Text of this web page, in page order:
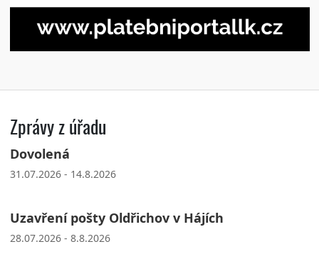
Zprávy z úřadu
Dovolená
31.07.2026 - 14.8.2026
Uzavření pošty Oldřichov v Hájích
28.07.2026 - 8.8.2026